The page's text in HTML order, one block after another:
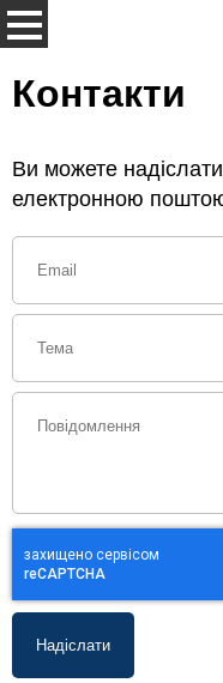
Контакти
Ви можете
електронною